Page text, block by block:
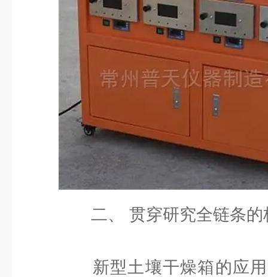
二、 贯穿研究全链条的
新型土壤干燥箱的应用